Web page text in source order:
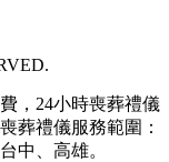
，24小時喪葬禮儀
葬禮儀服務範圍：
中、高雄。